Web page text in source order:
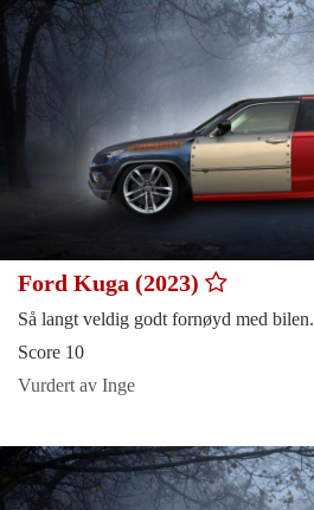
Ford Kuga (2023)
Så langt veldig godt fornøyd med bilen.
Score 10
Vurdert av Inge